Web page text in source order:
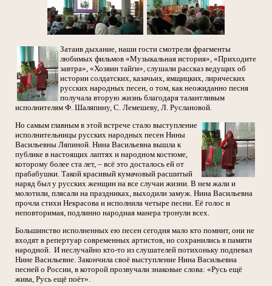
Затаив дыхание, наши гости смотрели фрагменты
любимых фильмов «Музыкальная история», «Приходите
завтра», «Хозяин тайги», слушали рассказ ведущих об
истории солдатских, казачьих, ямщицких, лирических
русских народных песен, о том, как неожиданно песня
получала вторую жизнь благодаря талантливым
исполнителям Ф. Шаляпину, С. Лемешеву, Л. Руслановой.
Но самым главным в этой встрече стало выступление
исполнительницы русских народных песен Нины
Васильевны Ляпиной. Нина Васильевна вышла к
публике в настоящих лаптях и народном костюме,
которому более ста лет, – всё это досталось ей от
прабабушки. Такой красивый кумачовый расшитый
наряд был у русских женщин на все случаи жизни. В нем жали и
молотили, плясали на праздниках, выходили замуж. Нина Васильевна
прочла стихи Некрасова и исполнила четыре песни. Её голос и
неповторимая, подлинно народная манера тронули всех.
Большинство исполненных ею песен сегодня мало кто помнит, они не
входят в репертуар современных артистов, но сохранились в памяти
народной. И неслучайно кто-то из слушателей потихоньку подпевал
Нине Васильевне. Закончила своё выступление Нина Васильевна
песней о России, в которой прозвучали знаковые слова: «Русь ещё
жива, Русь ещё поёт».